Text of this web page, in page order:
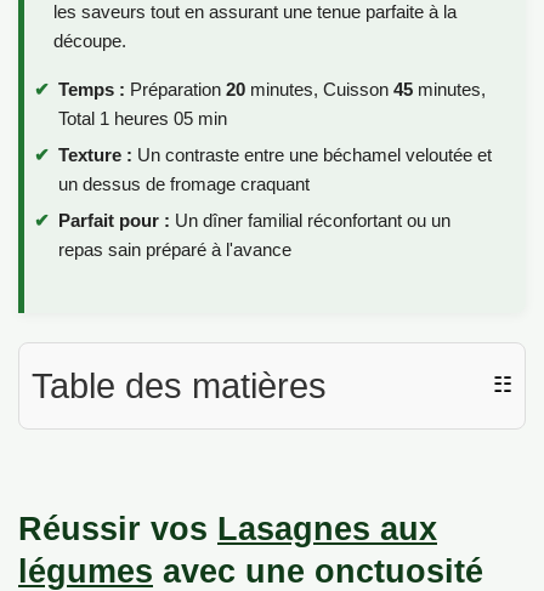
les saveurs tout en assurant une tenue parfaite à la
découpe.
Temps : Préparation 20 minutes, Cuisson 45 minutes,
Total 1 heures 05 min
Texture : Un contraste entre une béchamel veloutée et
un dessus de fromage craquant
Parfait pour : Un dîner familial réconfortant ou un
repas sain préparé à l'avance
Table des matières ☷
Réussir vos Lasagnes aux
légumes avec une onctuosité